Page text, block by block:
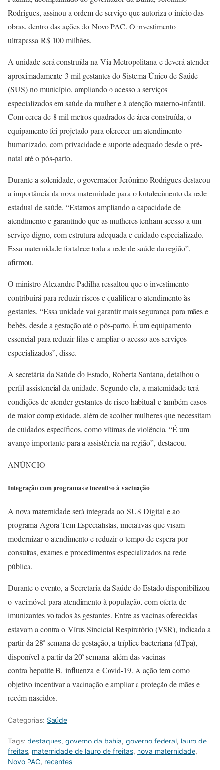
Rodrigues, assinou a ordem de serviço que autoriza o início das
obras, dentro das ações do Novo PAC. O investimento
ultrapassa R$ 100 milhões.
A unidade será construída na Via Metropolitana e deverá atender
aproximadamente 3 mil gestantes do Sistema Único de Saúde
(SUS) no município, ampliando o acesso a serviços
especializados em saúde da mulher e à atenção materno-infantil.
Com cerca de 8 mil metros quadrados de área construída, o
equipamento foi projetado para oferecer um atendimento
humanizado, com privacidade e suporte adequado desde o pré-
natal até o pós-parto.
Durante a solenidade, o governador Jerônimo Rodrigues destacou
a importância da nova maternidade para o fortalecimento da rede
estadual de saúde. “Estamos ampliando a capacidade de
atendimento e garantindo que as mulheres tenham acesso a um
serviço digno, com estrutura adequada e cuidado especializado.
Essa maternidade fortalece toda a rede de saúde da região”,
afirmou.
O ministro Alexandre Padilha ressaltou que o investimento
contribuirá para reduzir riscos e qualificar o atendimento às
gestantes. “Essa unidade vai garantir mais segurança para mães e
bebês, desde a gestação até o pós-parto. É um equipamento
essencial para reduzir filas e ampliar o acesso aos serviços
especializados”, disse.
A secretária da Saúde do Estado, Roberta Santana, detalhou o
perfil assistencial da unidade. Segundo ela, a maternidade terá
condições de atender gestantes de risco habitual e também casos
de maior complexidade, além de acolher mulheres que necessitam
de cuidados específicos, como vítimas de violência. “É um
avanço importante para a assistência na região”, destacou.
ANÚNCIO
Integração com programas e incentivo à vacinação
A nova maternidade será integrada ao SUS Digital e ao
programa Agora Tem Especialistas, iniciativas que visam
modernizar o atendimento e reduzir o tempo de espera por
consultas, exames e procedimentos especializados na rede
pública.
Durante o evento, a Secretaria da Saúde do Estado disponibilizou
o vacimóvel para atendimento à população, com oferta de
imunizantes voltados às gestantes. Entre as vacinas oferecidas
estavam a contra o Vírus Sincicial Respiratório (VSR), indicada a
partir da 28ª semana de gestação, a tríplice bacteriana (dTpa),
disponível a partir da 20ª semana, além das vacinas
contra hepatite B, influenza e Covid-19. A ação tem como
objetivo incentivar a vacinação e ampliar a proteção de mães e
recém-nascidos.
Categorias: Saúde
Tags: destaques, governo da bahia, governo federal, lauro de
freitas, maternidade de lauro de freitas, nova maternidade,
Novo PAC, recentes